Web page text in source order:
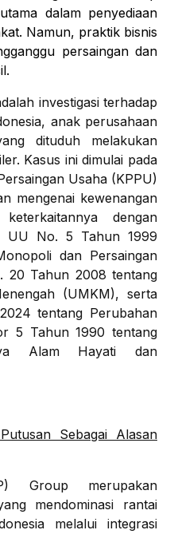
dalam penyediaan
Namun, praktik bisnis
persaingan dan
investigasi terhadap
anak perusahaan
dituduh melakukan
Kasus ini dimulai pada
Usaha (KPPU)
mengenai kewenangan
dengan
UU No. 5 Tahun 1999
dan Persaingan
20 Tahun 2008 tentang
(UMKM), serta
tentang Perubahan
5 Tahun 1990 tentang
Alam Hayati dan
Sebagai Alasan
Group merupakan
mendominasi rantai
melalui integrasi